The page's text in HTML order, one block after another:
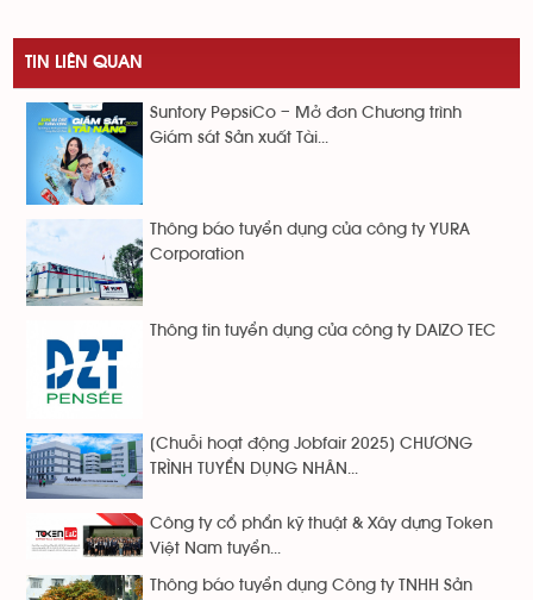
TIN LIÊN QUAN
Suntory PepsiCo – Mở đơn Chương trình
Giám sát Sản xuất Tài...
Thông báo tuyển dụng của công ty YURA
Corporation
Thông tin tuyển dụng của công ty DAIZO TEC
[Chuỗi hoạt động Jobfair 2025] CHƯƠNG
TRÌNH TUYỂN DỤNG NHÂN...
Công ty cổ phẩn kỹ thuật & Xây dựng Token
Việt Nam tuyển...
Thông báo tuyển dụng Công ty TNHH Sản